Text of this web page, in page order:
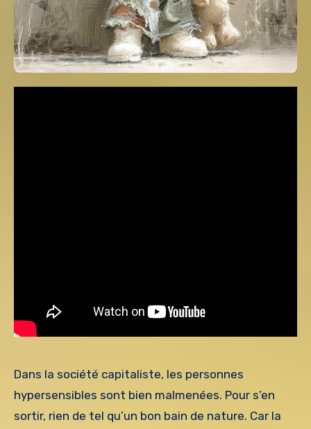
Dans la société capitaliste, les personnes
hypersensibles sont bien malmenées. Pour s’en
sortir, rien de tel qu’un bon bain de nature. Car la